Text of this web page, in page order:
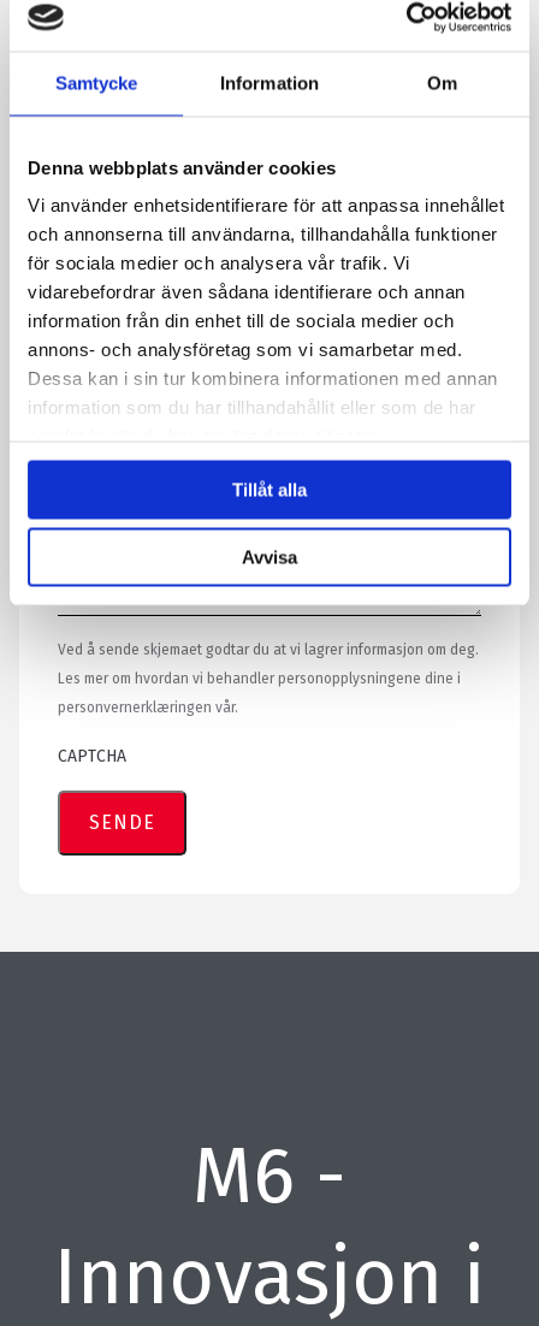
Samtycke Information Om
Denna webbplats använder cookies
Vi använder enhetsidentifierare för att anpassa innehållet
och annonserna till användarna, tillhandahålla funktioner
för sociala medier och analysera vår trafik. Vi
vidarebefordrar även sådana identifierare och annan
information från din enhet till de sociala medier och
annons- och analysföretag som vi samarbetar med.
Dessa kan i sin tur kombinera informationen med annan
information som du har tillhandahållit eller som de har
Tillåt alla
Avvisa
E -post*
Melding*
Ved å sende skjemaet godtar du at vi lagrer informasjon om deg.
Les mer om hvordan vi behandler personopplysningene dine i
personvernerklæringen vår.
CAPTCHA
M6 -
Innovasjon i